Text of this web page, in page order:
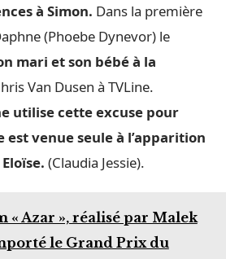
à Simon. Dans la première
(Phoebe Dynevor) le
mari et son bébé à la
Van Dusen à TVLine.
utilise cette excuse pour
venue seule à l’apparition
(Claudia Jessie).
« Azar », réalisé par Malek
le Grand Prix du